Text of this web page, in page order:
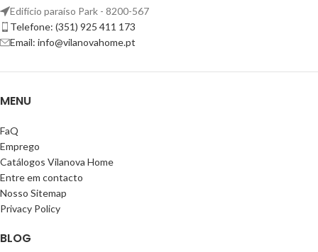
Edifício paraíso Park - 8200-567
Telefone: (351) 925 411 173
Email: info@vilanovahome.pt
MENU
FaQ
Emprego
Catálogos Vilanova Home
Entre em contacto
Nosso Sitemap
Privacy Policy
BLOG